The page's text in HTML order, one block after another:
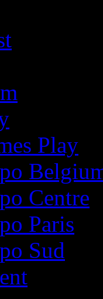
Play
Centre
Paris
Sud